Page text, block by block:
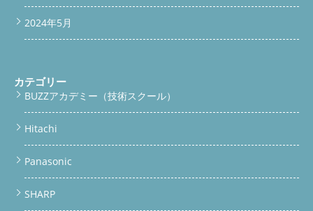
2024年5月
カテゴリー
BUZZアカデミー（技術スクール）
Hitachi
Panasonic
SHARP